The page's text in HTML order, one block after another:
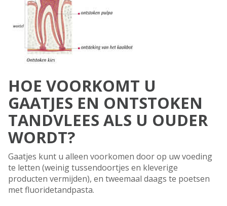
HOE VOORKOMT U
GAATJES EN ONTSTOKEN
TANDVLEES ALS U OUDER
WORDT?
Gaatjes kunt u alleen voorkomen door op uw voeding
te letten (weinig tussendoortjes en kleverige
producten vermijden), en tweemaal daags te poetsen
met fluoridetandpasta.